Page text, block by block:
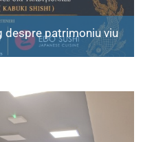
despre patrimoniu viu
dialog despre patrimoniu